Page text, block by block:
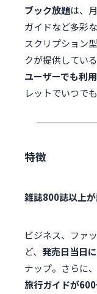
ブック放題は、
ガイドなど多彩
スクリプション
クが提供してい
ユーザーでも利
レットでいつで
特徴
雑誌800誌以上
ビジネス、ファ
ど、 発売日当日
ナップ。さらに、
旅行ガイドが